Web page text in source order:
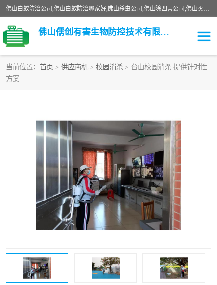
佛山白蚁防治公司,佛山白蚁防治哪家好,佛山杀虫公司,佛山除四害公司,佛山灭白蚁公司,佛山白蚁防治佛山儒创有害生物防治有限公司是一家佛山杀虫公司、佛山除四害公司、佛山灭白蚁公司、佛山白蚁防治公司，让您远离虫害困扰。要问佛山白蚁防治哪家好？佛山儒创有害生物防治有限公司全佛山、广州，正规公司，上门勘查，可靠，售后有保障。
佛山儒创有害生物防控技术有限公司
当前位置： 首页 > 供应商机 > 校园消杀 > 台山校园消杀 提供针对性
方案
白蚁消杀
除四害 食堂消杀
园区消杀